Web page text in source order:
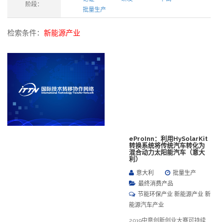
阶段：
批量生产
检索条件： 新能源产业
eProInn：利用HySolarKit
转换系统将传统汽车转化为
混合动力太阳能汽车（意大
利）
意大利
批量生产
最终消费产品
节能环保产业 新能源产业 新
能源汽车产业
2019中意创新创业大赛可持续